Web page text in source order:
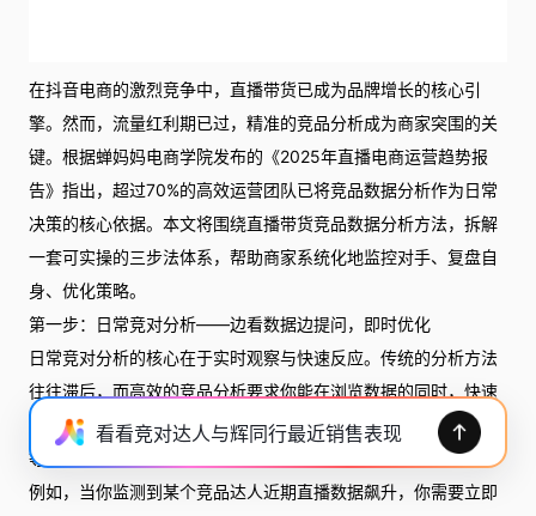
在抖音电商的激烈竞争中，直播带货已成为品牌增长的核心引
擎。然而，流量红利期已过，精准的竞品分析成为商家突围的关
键。根据蝉妈妈电商学院发布的《2025年直播电商运营趋势报
告》指出，超过70%的高效运营团队已将竞品数据分析作为日常
决策的核心依据。本文将围绕直播带货竞品数据分析方法，拆解
一套可实操的三步法体系，帮助商家系统化地监控对手、复盘自
身、优化策略。
第一步：日常竞对分析——边看数据边提问，即时优化
日常竞对分析的核心在于实时观察与快速反应。传统的分析方法
往往滞后，而高效的竞品分析要求你能在浏览数据的同时，快速
提出问题并获得针对性解答。这尤其适用于达人分析、直播选品
等动态场景。
例如，当你监测到某个竞品达人近期直播数据飙升，你需要立即
看看竞对达人与辉同行最近销售表现